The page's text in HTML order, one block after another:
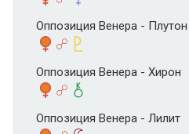
Оппозиция Венера - Плутон
Оппозиция Венера - Хирон
Оппозиция Венера - Лилит